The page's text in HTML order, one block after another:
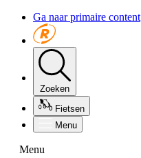
Ga naar primaire content
Zoeken
Fietsen
Menu
Menu